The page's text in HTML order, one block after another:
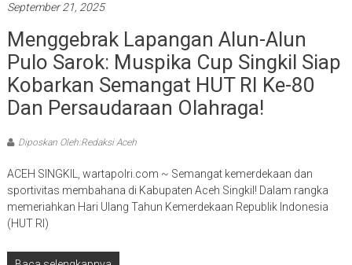
September 21, 2025
Menggebrak Lapangan Alun-Alun
Pulo Sarok: Muspika Cup Singkil Siap
Kobarkan Semangat HUT RI Ke-80
Dan Persaudaraan Olahraga!
Diposkan Oleh:Redaksi Aceh
ACEH SINGKIL, wartapolri.com ~ Semangat kemerdekaan dan
sportivitas membahana di Kabupaten Aceh Singkil! Dalam rangka
memeriahkan Hari Ulang Tahun Kemerdekaan Republik Indonesia
(HUT RI)